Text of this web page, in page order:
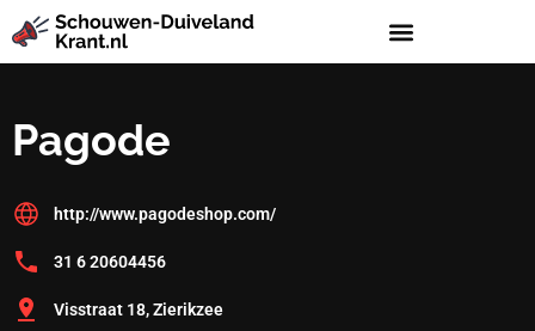
Pagode
http://www.pagodeshop.com/
31 6 20604456
Visstraat 18, Zierikzee